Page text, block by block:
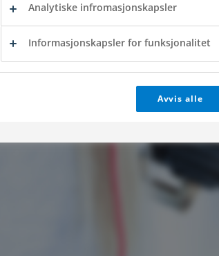
Analytiske infromasjonskapsler
Informasjonskapsler for funksjonalitet
Avvis alle